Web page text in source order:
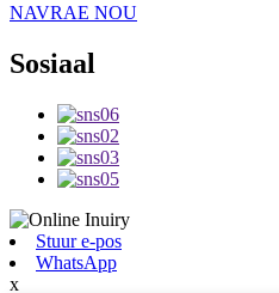
NAVRAE NOU
Sosiaal
Stuur e-pos
WhatsApp
x